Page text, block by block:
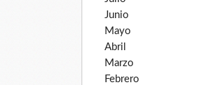
Junio
Mayo
Abril
Marzo
Febrero